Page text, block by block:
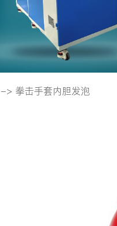
-> 拳击手套内胆发泡